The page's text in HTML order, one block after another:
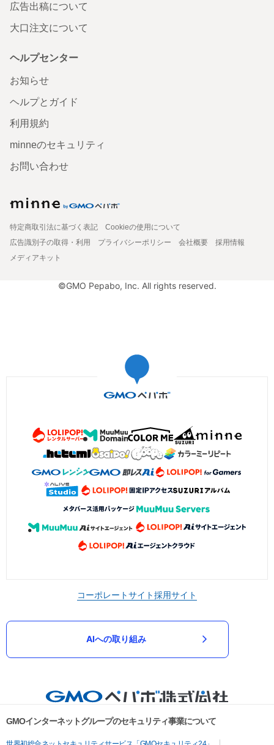
広告出稿について
大口注文について
ヘルプセンター
お知らせ
ヘルプとガイド
利用規約
minneのセキュリティ
お問い合わせ
特定商取引法に基づく表記
Cookieの使用について
広告識別子の取得・利用
プライバシーポリシー 会社概要
採用情報
メディアキット
©GMO Pepabo, Inc. All rights reserved.
コーポレートサイト採用サイト
AIへの取り組み
GMOインターネットグループのセキュリティ事業について